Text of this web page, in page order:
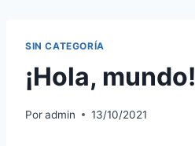
SIN CATEGORÍA
¡Hola, mundo!
Poradmin 13/10/2021